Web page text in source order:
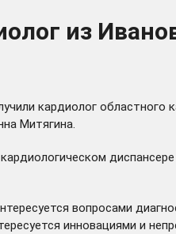
из
кардиолог областного
Митягина.
вопросами
инновациями и